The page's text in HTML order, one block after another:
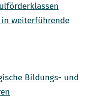
in weiterführende
Bildungs- und